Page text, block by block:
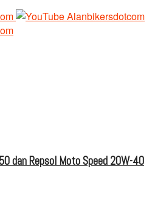
dan Repsol Moto Speed 20W-40